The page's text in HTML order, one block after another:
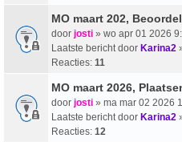
MO maart 202,
door josti » wo apr 01 2026
Laatste bericht door Karina2
Reacties: 11
MO maart 2026,
door josti » ma mar 02 2026
Laatste bericht door Karina2
Reacties: 12